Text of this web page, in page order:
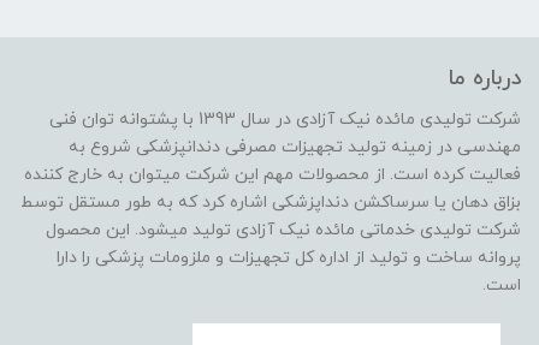
درباره ما
شرکت تولیدی مائده نیک آزادی در سال 1393 با پشتوانه توان فنی
مهندسی در زمینه تولید تجهیزات مصرفی دندانپزشکی شروع به
فعالیت کرده است. از محصولات مهم این شرکت میتوان به خارج کننده
بزاق دهان یا سرساکشن دنداپزشکی اشاره کرد که به طور مستقل توسط
شرکت تولیدی خدماتی مائده نیک آزادی تولید میشود. این محصول
پروانه ساخت و تولید از اداره کل تجهیزات و ملزومات پزشکی را دارا
است.